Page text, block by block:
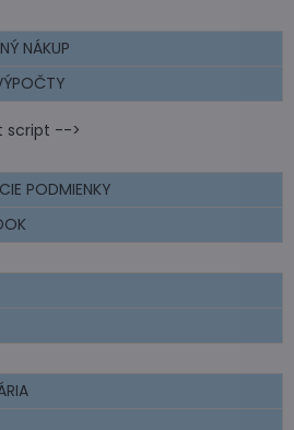
NÁKUP
script -->
PODMIENKY